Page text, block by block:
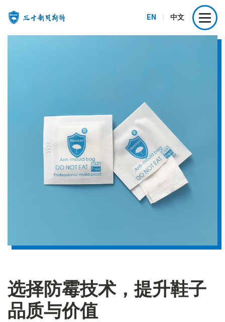
EN 中文
选择防霉技术，提升鞋子
品质与价值